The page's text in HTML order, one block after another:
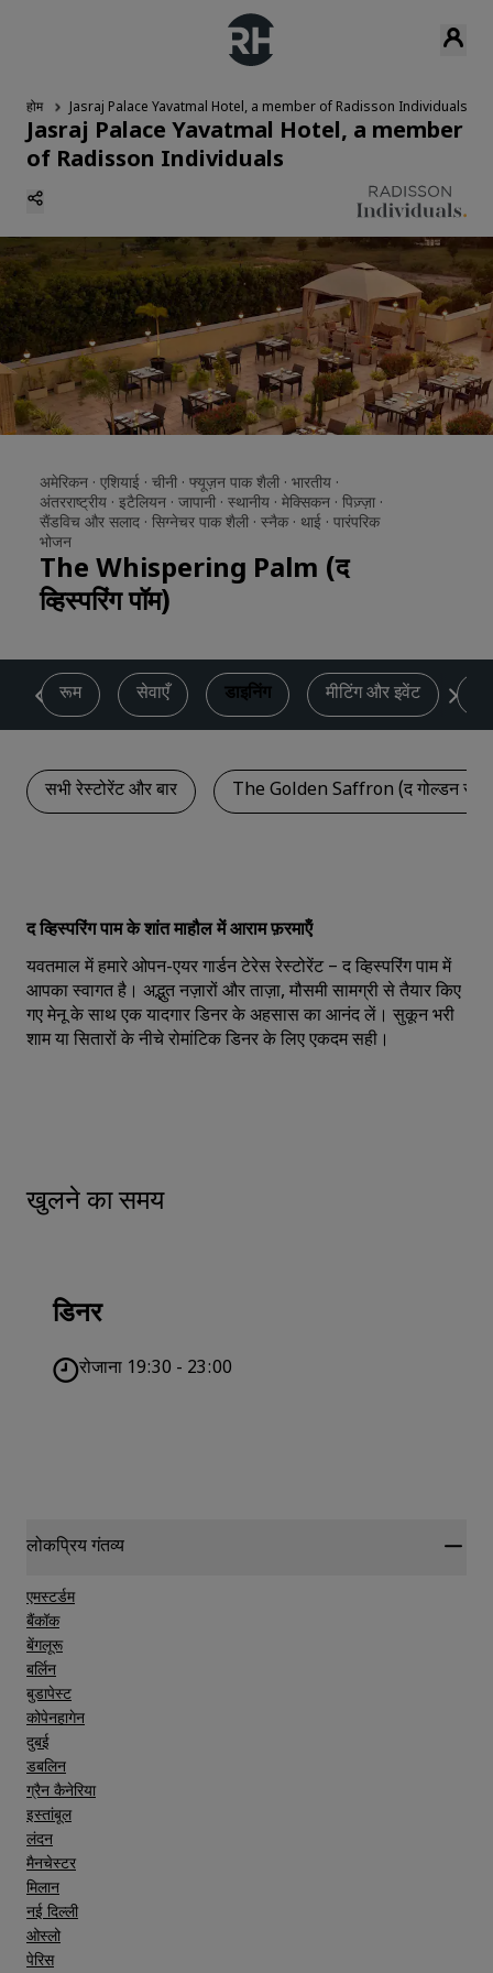
होम Jasraj Palace Yavatmal Hotel, a member of Radisson Individuals
Jasraj Palace Yavatmal Hotel, a member
of Radisson Individuals
अमेरिकन · एशियाई · चीनी · फ्यूज़न पाक शैली · भारतीय ·
अंतरराष्ट्रीय · इटैलियन · जापानी · स्थानीय · मेक्सिकन · पिज़्ज़ा ·
सैंडविच और सलाद · सिग्नेचर पाक शैली · स्नैक · थाई · पारंपरिक
भोजन
The Whispering Palm (द
व्हिस्परिंग पॉम)
रूम सेवाएँ डाइनिंग मीटिंग और इवेंट
सभी रेस्टोरेंट और बार The Golden Saffron (द गोल्डन
द व्हिस्परिंग पाम के शांत माहौल में आराम फ़रमाऍं
यवतमाल में हमारे ओपन-एयर गार्डन टेरेस रेस्‍टोरेंट – द व्हिस्परिंग पाम में
आपका स्वागत है। अद्भुत नज़ारों और ताज़ा, मौसमी सामग्री से तैयार किए
गए मेनू के साथ एक यादगार डिनर के अहसास का आनंद लें। सुकून भरी
शाम या सितारों के नीचे रोमांटिक डिनर के लिए एकदम सही।
खुलने का समय
डिनर
रोजाना 19:30 - 23:00
लोकप्रिय गंतव्य
एमस्टर्डम
बैंकॉक
बेंगलूरू
बर्लिन
बुडापेस्ट
कोपेनहागेन
दुबई
डबलिन
ग्रैन कैनेरिया
इस्तांबूल
लंदन
मैनचेस्टर
मिलान
नई दिल्ली
ओस्लो
पेरिस